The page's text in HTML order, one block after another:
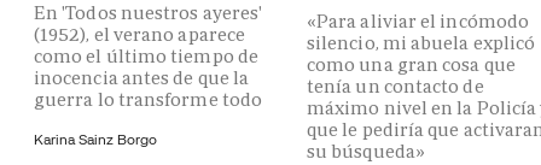
En 'Todos nuestros ayeres'
(1952), el verano aparece
como el último tiempo de
inocencia antes de que la
guerra lo transforme todo
Karina Sainz Borgo
«Para aliviar el incómodo
silencio, mi abuela explicó
como una gran cosa que
tenía un contacto de
máximo nivel en la Policía
que le pediría que
su búsqueda»